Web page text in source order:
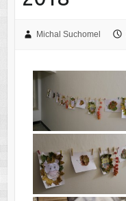
Michal Suchomel